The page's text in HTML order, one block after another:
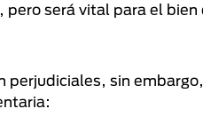
será vital para el
sin